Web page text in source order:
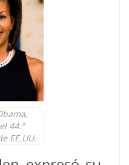
44.º
EE.UU.